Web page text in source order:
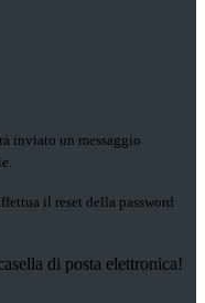
inviato un messaggio
il reset della password
di posta elettronica!